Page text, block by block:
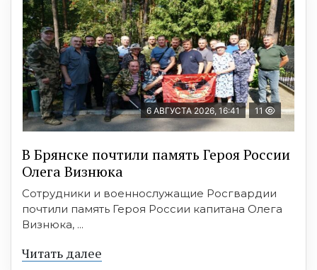
6 АВГУСТА 2026, 16:41 11
В Брянске почтили память Героя России
Олега Визнюка
Сотрудники и военнослужащие Росгвардии
почтили память Героя России капитана Олега
Визнюка, ...
Читать далее